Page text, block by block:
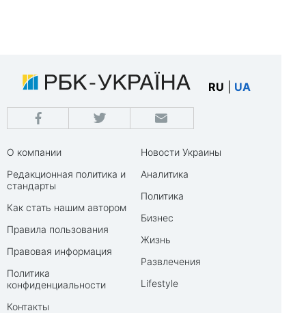
RU UA
О компании
Редакционная политика и
стандарты
Как стать нашим автором
Правила пользования
Правовая информация
Политика
конфиденциальности
Контакты
Новости Украины
Аналитика
Политика
Бизнес
Жизнь
Развлечения
Lifestyle